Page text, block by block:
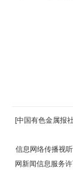
[中国有色金属报
信息网络传播视
网新闻信息服务